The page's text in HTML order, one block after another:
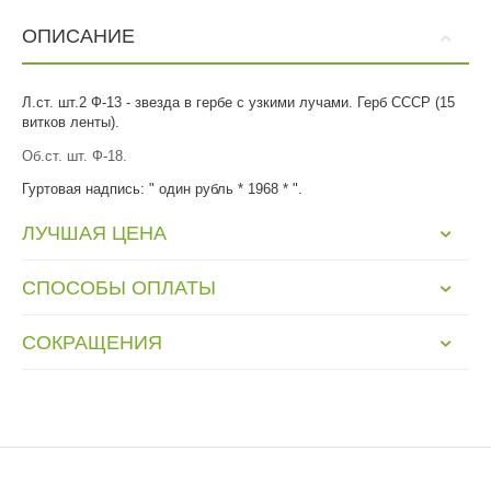
ОПИСАНИЕ
Л.ст. шт.2 Ф-13 - звезда в гербе с узкими лучами. Герб СССР (15
витков ленты).
Об.ст. шт. Ф-18.
Гуртовая надпись: " один рубль * 1968 * ".
ЛУЧШАЯ ЦЕНА
СПОСОБЫ ОПЛАТЫ
СОКРАЩЕНИЯ